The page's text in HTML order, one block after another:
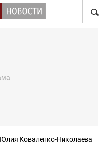
Юлия Коваленко-Николаева